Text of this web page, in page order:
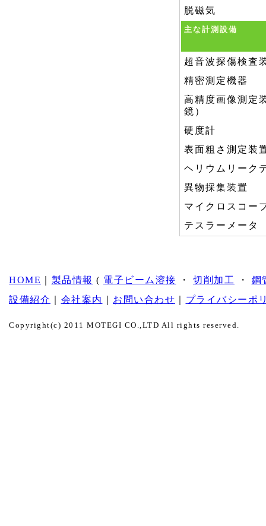
脱磁気
主な計測設備
超音波探傷検査
精密測定機器
高精度画像測定
鏡）
硬度計
表面粗さ測定装
ヘリウムリーク
異物採集装置
マイクロスコー
テスラーメータ
HOME 製品情報 ( 電子ビーム溶接 ・ 切削加工 ・ 鋼
設備紹介
会社案内 お問い合わせ プライバシーポ
Copyright(c) 2011 MOTEGI CO.,LTD All rights reserved.